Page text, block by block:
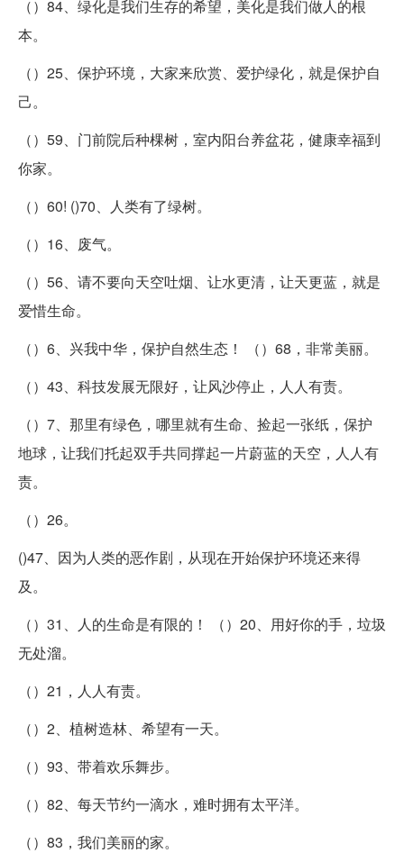
（）84、绿化是我们生存的希望，美化是我们做人的根
本。
（）25、保护环境，大家来欣赏、爱护绿化，就是保护自
己。
（）59、门前院后种棵树，室内阳台养盆花，健康幸福到
你家。
（）60! ()70、人类有了绿树。
（）16、废气。
（）56、请不要向天空吐烟、让水更清，让天更蓝，就是
爱惜生命。
（）6、兴我中华，保护自然生态！ （）68，非常美丽。
（）43、科技发展无限好，让风沙停止，人人有责。
（）7、那里有绿色，哪里就有生命、捡起一张纸，保护
地球，让我们托起双手共同撑起一片蔚蓝的天空，人人有
责。
（）26。
()47、因为人类的恶作剧，从现在开始保护环境还来得
及。
（）31、人的生命是有限的！ （）20、用好你的手，垃圾
无处溜。
（）21，人人有责。
（）2、植树造林、希望有一天。
（）93、带着欢乐舞步。
（）82、每天节约一滴水，难时拥有太平洋。
（）83，我们美丽的家。